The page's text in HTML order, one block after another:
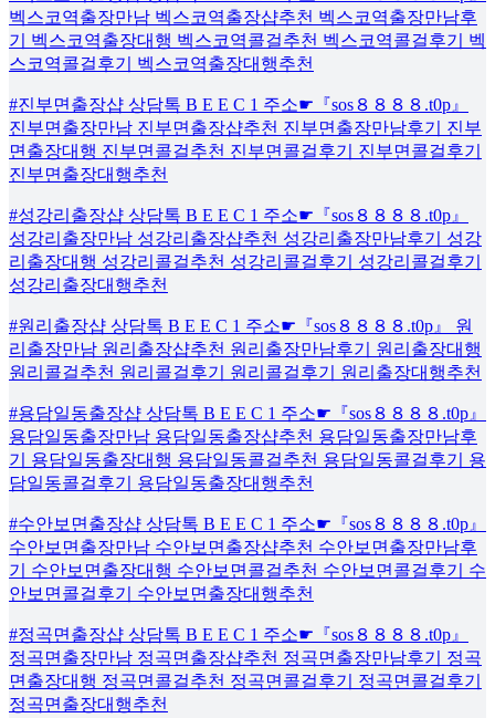
벡스코역출장만남 벡스코역출장샵추천 벡스코역출장만남후
기 벡스코역출장대행 벡스코역콜걸추천 벡스코역콜걸후기 벡
스코역콜걸후기 벡스코역출장대행추천
#진부면출장샵 상담톡 B E E C 1 주소☛『sos８８８８.t0p』
진부면출장만남 진부면출장샵추천 진부면출장만남후기 진부
면출장대행 진부면콜걸추천 진부면콜걸후기 진부면콜걸후기
진부면출장대행추천
#성강리출장샵 상담톡 B E E C 1 주소☛『sos８８８８.t0p』
성강리출장만남 성강리출장샵추천 성강리출장만남후기 성강
리출장대행 성강리콜걸추천 성강리콜걸후기 성강리콜걸후기
성강리출장대행추천
#원리출장샵 상담톡 B E E C 1 주소☛『sos８８８８.t0p』 원
리출장만남 원리출장샵추천 원리출장만남후기 원리출장대행
원리콜걸추천 원리콜걸후기 원리콜걸후기 원리출장대행추천
#용담일동출장샵 상담톡 B E E C 1 주소☛『sos８８８８.t0p』
용담일동출장만남 용담일동출장샵추천 용담일동출장만남후
기 용담일동출장대행 용담일동콜걸추천 용담일동콜걸후기 용
담일동콜걸후기 용담일동출장대행추천
#수안보면출장샵 상담톡 B E E C 1 주소☛『sos８８８８.t0p』
수안보면출장만남 수안보면출장샵추천 수안보면출장만남후
기 수안보면출장대행 수안보면콜걸추천 수안보면콜걸후기 수
안보면콜걸후기 수안보면출장대행추천
#정곡면출장샵 상담톡 B E E C 1 주소☛『sos８８８８.t0p』
정곡면출장만남 정곡면출장샵추천 정곡면출장만남후기 정곡
면출장대행 정곡면콜걸추천 정곡면콜걸후기 정곡면콜걸후기
정곡면출장대행추천